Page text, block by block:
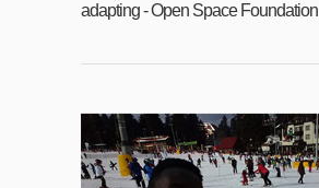
adapting - Open Space Foundation